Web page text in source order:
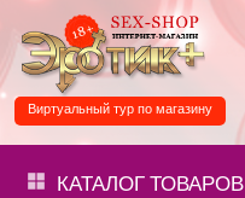
Виртуальный тур по магазину
КАТАЛОГТОВАРОВ